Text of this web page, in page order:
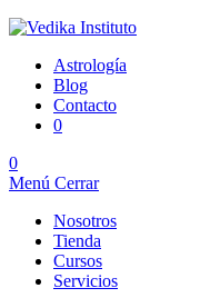
Astrología
Blog
Contacto
0
0
Menú Cerrar
Nosotros
Tienda
Cursos
Servicios